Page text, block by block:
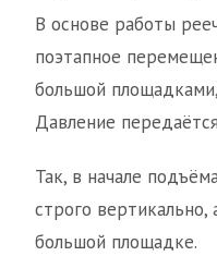
В основе работы
поэтапное
большой
Давление
Так, в начале
строго вертикально,
большой площадке.